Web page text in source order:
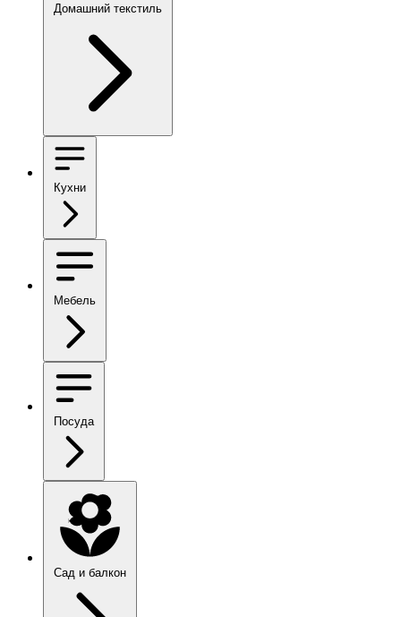
Домашний текстиль
Кухни
Мебель
Посуда
Сад и балкон